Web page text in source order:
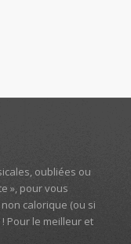
oubliées ou
», pour vous
calorique (ou si
Pour le meilleur et